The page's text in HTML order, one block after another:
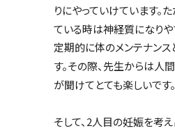
りにやっていけています。
ている時は神経質になりや
定期的に体のメンテナンス
す。その際、先生からは
が聞けてとても楽しいです。
そして、2人目の妊娠を考